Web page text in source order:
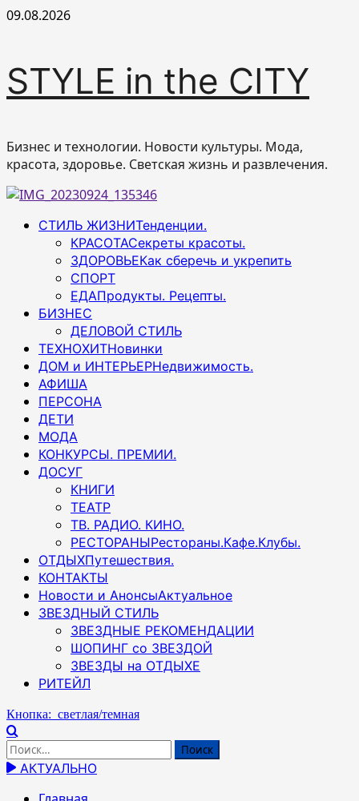
Перейти
09.08.2026
STYLE in the CITY
Бизнес и технологии. Новости культуры. Мода,
красота, здоровье. Светская жизнь и развлечения.
Основное
СТИЛЬ ЖИЗНИТенденции.
КРАСОТАСекреты красоты.
ЗДОРОВЬЕКак сберечь и укрепить
СПОРТ
ЕДАПродукты. Рецепты.
БИЗНЕС
ДЕЛОВОЙ СТИЛЬ
ТЕХНОХИТНовинки
ДОМ и ИНТЕРЬЕРНедвижимость.
АФИША
ПЕРСОНА
ДЕТИ
МОДА
КОНКУРСЫ. ПРЕМИИ.
ДОСУГ
КНИГИ
ТЕАТР
ТВ. РАДИО. КИНО.
РЕСТОРАНЫРестораны.Кафе.Клубы.
ОТДЫХПутешествия.
КОНТАКТЫ
Новости и АнонсыАктуальное
ЗВЕЗДНЫЙ СТИЛЬ
ЗВЕЗДНЫЕ РЕКОМЕНДАЦИИ
ШОПИНГ со ЗВЕЗДОЙ
ЗВЕЗДЫ на ОТДЫХЕ
РИТЕЙЛ
Кнопка: светлая/темная
Найти:
АКТУАЛЬНО